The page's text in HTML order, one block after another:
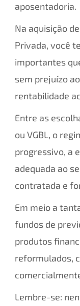
aposentadoria.
Na aquisição
Privada, você
importantes
sem prejuízo
rentabilidade
Entre as
ou VGBL, o
progressivo, a
adequada ao
contratada e
Em meio a
fundos de
produtos
reformulados,
Lembre-se: